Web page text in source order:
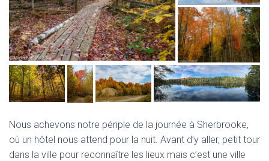
Nous achevons notre périple de la journée à Sherbrooke,
où un hôtel nous attend pour la nuit. Avant d’y aller, petit tour
dans la ville pour reconnaître les lieux mais c’est une ville